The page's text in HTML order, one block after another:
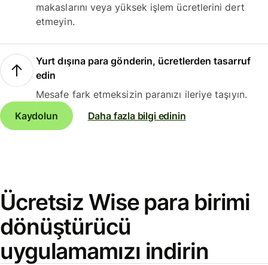
makaslarını veya yüksek işlem ücretlerini dert
etmeyin.
Yurt dışına para gönderin, ücretlerden tasarruf
edin
Mesafe fark etmeksizin paranızı ileriye taşıyın.
Kaydolun
Daha fazla bilgi edinin
Ücretsiz Wise para birimi
dönüştürücü
uygulamamızı indirin